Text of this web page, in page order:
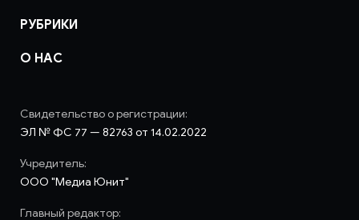
РУБРИКИ
О НАС
Свидетельство о регистрации:
ЭЛ № ФС 77 — 82763 от 14.02.2022
Учредитель:
ООО "Медиа Юнит"
Главный редактор: